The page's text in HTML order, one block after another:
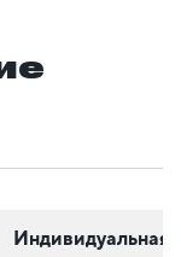
Индивидуальная